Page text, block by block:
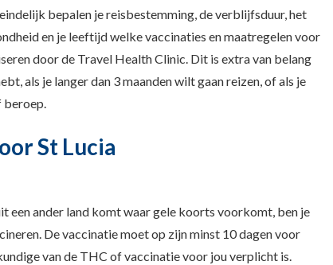
bepalen je reisbestemming, de verblijfsduur, het
en je leeftijd welke vaccinaties en maatregelen voor
door de Travel Health Clinic. Dit is extra van belang
als je langer dan 3 maanden wilt gaan reizen, of als je
beroep.
St Lucia
een ander land komt waar gele koorts voorkomt, ben je
De vaccinatie moet op zijn minst 10 dagen voor
van de THC of vaccinatie voor jou verplicht is.